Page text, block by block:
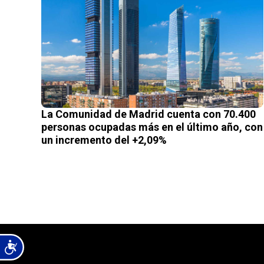
La Comunidad de Madrid cuenta con 70.400
personas ocupadas más en el último año, con
un incremento del +2,09%